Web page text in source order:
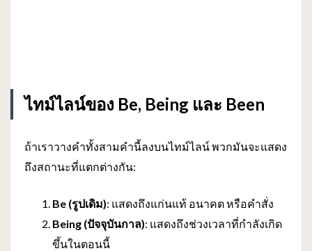
ไทม์ไลน์ของ Be, Being และ Been
ถ้าเราวางคำทั้งสามคำนี้ลงบนไทม์ไลน์ พวกมันจะแสดง
ถึงสถานะที่แตกต่างกัน:
Be (รูปเดิม): แสดงถึงแก่นแท้ อนาคต หรือคำสั่ง
Being (ปัจจุบันกาล): แสดงถึงช่วงเวลาที่กำลังเกิด
ขึ้นในตอนนี้